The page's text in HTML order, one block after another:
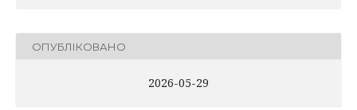
ОПУБЛІКОВАНО
2026-05-29